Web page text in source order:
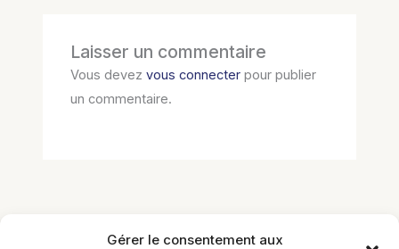
Gérer le consentement aux
Laisser un commentaire
Vous devezvous connecter pour publier
un commentaire.